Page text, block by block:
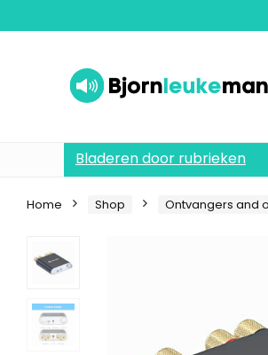
Bladeren door rubrieken
Home Shop Ontvangers and